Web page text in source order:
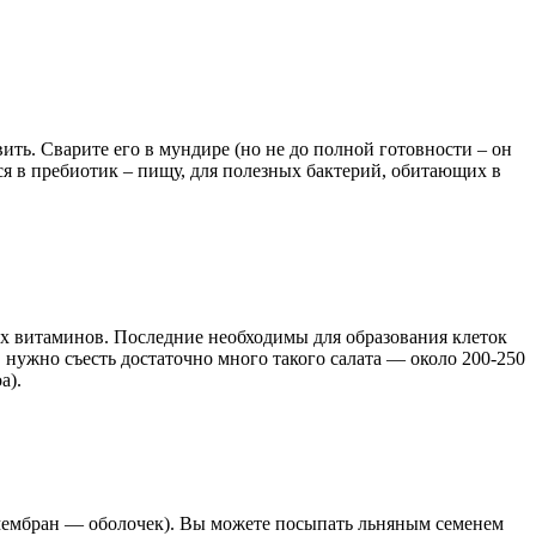
Сварите его в мундире (но не до полной готовности – он
в пребиотик – пищу, для полезных бактерий, обитающих в
Последние необходимы для образования клеток
съесть достаточно много такого салата — около 200-250
— оболочек). Вы можете посыпать льняным семенем